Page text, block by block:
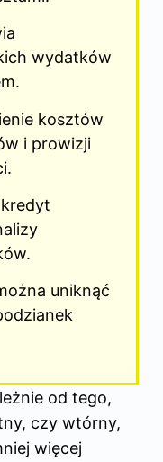
wydatków
kosztów
i prowizji
uniknąć
od tego,
czy wtórny,
więcej